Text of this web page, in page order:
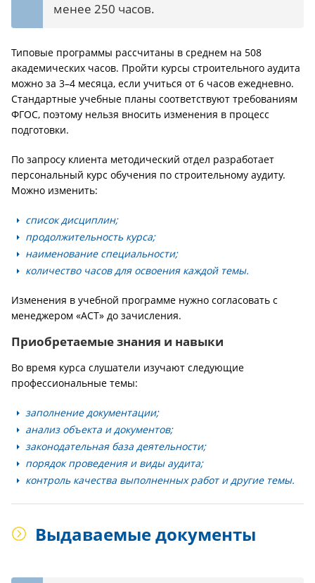
менее 250 часов.
Типовые программы рассчитаны в среднем на 508
академических часов. Пройти курсы строительного аудита
можно за 3–4 месяца, если учиться от 6 часов ежедневно.
Стандартные учебные планы соответствуют требованиям
ФГОС, поэтому нельзя вносить изменения в процесс
подготовки.
По запросу клиента методический отдел разработает
персональный курс обучения по строительному аудиту.
Можно изменить:
список дисциплин;
продолжительность курса;
наименование специальности;
количество часов для освоения каждой темы.
Изменения в учебной программе нужно согласовать с
менеджером «АСТ» до зачисления.
Приобретаемые знания и навыки
Во время курса слушатели изучают следующие
профессиональные темы:
заполнение документации;
анализ объекта и документов;
законодательная база деятельности;
порядок проведения и виды аудита;
контроль качества выполненных работ и другие темы.
Выдаваемые документы